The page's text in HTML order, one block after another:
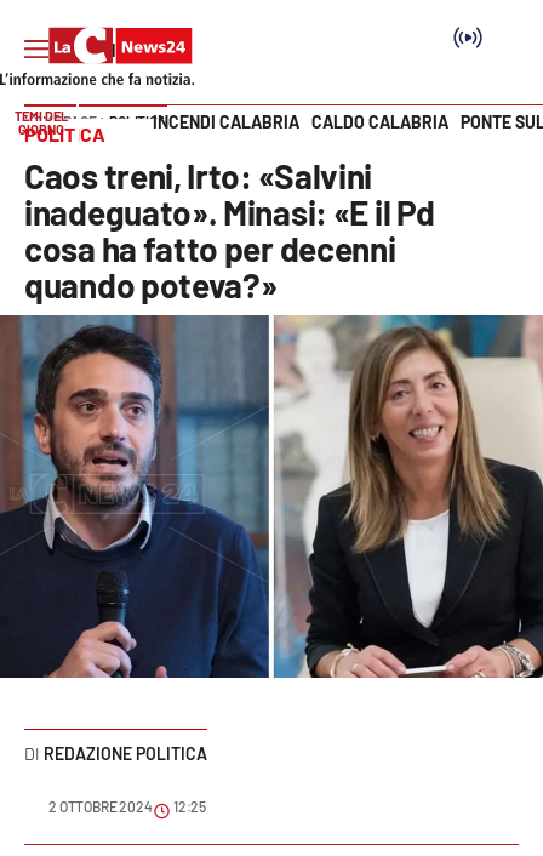
SEZIONI
Cronaca
Politica
Attualità
Economia e lavoro
Italia Mondo
Sanità
Sport
Cultura
Podcast
Meteo
Vai
TEMI DEL
GIORNO
INCENDI CALABRIA CALDO CALABRIA PONTE
HOME PAGE POLITICA
POLITICA
Caos treni, Irto: «Salvini
inadeguato». Minasi: «E il Pd
cosa ha fatto per decenni
quando poteva?»
REDAZIONE POLITICA
2 OTTOBRE 2024 12:25